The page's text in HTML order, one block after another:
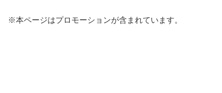
※本ページはプロモーションが含まれています。